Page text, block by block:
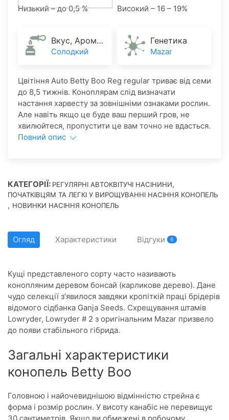
Низький – до 0,5 % Високий – 16 – 19%
Вкус, Аромат
Солодкий
Генетика
Mazar
Цвітіння Аuto Betty Boo Reg regular триває від семи
до 8,5 тижнів. Коноплярам слід визначати
настання харвесту за зовнішніми ознаками рослин.
Але навіть якщо це буде ваш перший гров, не
хвилюйтеся, пропустити це вам точно не вдасться.
Повний опис
КАТЕГОРІЇ: РЕГУЛЯРНІ АВТОКВІТУЧІ НАСІНИНИ,
ПОЧАТКІВЦЯМ ТА ЛЕГКІ У ВИРОЩУВАННІ НАСІННЯ КОНОПЕЛЬ
, НОВИНКИ НАСІННЯ КОНОПЕЛЬ
Огляд Характеристики Відгуки 6
Кущі представленого сорту часто називають
конопляним деревом бонсай (карликове дерево). Дане
чудо селекції з'явилося завдяки кропіткій праці брідерів
відомого сідбанка Ganja Seeds. Схрещування штамів
Lowryder, Lowryder # 2 з оригінальним Mazar призвело
до появи стабільного гібрида.
Загальні характеристики
конопель Betty Boo
Головною і найочевиднішою відмінністю стрейна є
форма і розмір рослин. У висоту канабіс не перевищує